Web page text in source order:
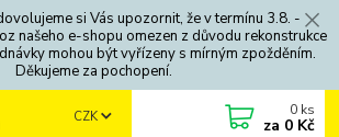
si Vás upozornit, že v termínu 3.8. -
našeho e-shopu omezen z důvodu rekonstrukce
mohou být vyřízeny s mírným zpožděním.
Děkujeme za pochopení.
CZK 0 ks
za 0 Kč